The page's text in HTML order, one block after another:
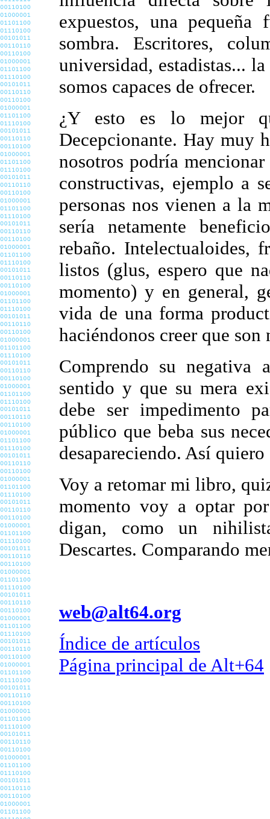
expuestos, una
sombra. Escritores,
universidad, estadistas...
somos capaces de ofrecer.
¿Y esto es lo mejor
Decepcionante. Hay muy
nosotros podría
constructivas, ejemplo a
personas nos vienen a la
sería netamente
rebaño. Intelectualoides,
listos (glus, espero que
momento) y en general,
vida de una forma
haciéndonos creer que son
Comprendo su
sentido y que su mera
debe ser impedimento
público que beba sus
desapareciendo. Así
Voy a retomar mi libro,
momento voy a optar
digan, como un
Descartes. Comparando
web@alt64.org
Índice de artículos
Página principal de Alt+64